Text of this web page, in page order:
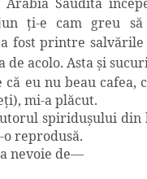
ţi-e cam greu să
a fost printre
de acolo. Asta şi
că eu nu beau cafea,
mi-a plăcut.
spiriduşului din
o reprodusă.
nevoie de—